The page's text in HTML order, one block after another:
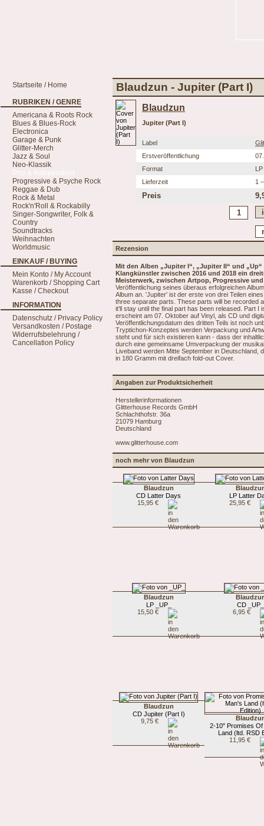
Startseite / Home
RUBRIKEN / GENRE
Americana & Roots Rock
Blues & Blues-Rock
Electronica
Garage & Punk
Glitter-Merch
Jazz & Soul
Neo-Klassik
Progressive & Psyche Rock
Reggae & Dub
Rock & Metal
Rock'n'Roll & Rockabilly
Singer-Songwriter, Folk &
Country
Soundtracks
Weihnachten
Worldmusic
EINKAUF / BUYING
Mein Konto / My Account
Warenkorb / Shopping Cart
Kasse / Checkout
INFORMATION
Datenschutz / Privacy Policy
Versandkosten / Postage
Widerrufsbelehrung /
Cancellation Policy
Blaudzun - Jupiter (Part I)
Blaudzun
Jupiter (Part I)
Label
Erstveröffentlichung
Format
LP
Lieferzeit
1
Preis
Rezension
Mit den Alben „Jupiter I“, „Jupiter II“ und
Klangkünstler zwischen 2016 und 2018 ein
Meisterwerk, zwischen Artpop, Progressive
Veröffentlichung seines überaus erfolgreichen
Album an. 'Jupiter' ist der erste von drei Teilen
three separate parts. These parts will be recorded
it'll stay until the final part has been released. Part
erscheint am 07. Oktober auf Vinyl, als CD und
Veröffentlichungsdatum des dritten Teils ist noch
Tryptichon-Konzeptes werden Verpackung und
steht und für sich existieren kann - dass der
durch eine gemeinsame Umverpackung der
Liveband werden Mitte September in Deutschland,
in 180 Gramm mit dreifach fold-out Cover.
Angaben zur Produktsicherheit
Herstellerinformationen
Glitterhouse Records GmbH
Schlachthofstr. 36a
21079 Hamburg
Deutschland
www.glitterhouse.com
noch mehr von Blaudzun
Blaudzun
CD Latter Days
15,95 €
LP Latter
25,95 €
Blaudzun
LP _UP_
15,50 €
CD _UP_
6,95 €
Blaudzun
CD Jupiter (Part I)
9,75 €
2-10" Promises
Land (ltd. RSD
11,95 €